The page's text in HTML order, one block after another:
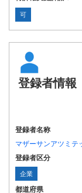
可
登録者情報
登録者名称
マザーサンアツミテ
登録者区分
企業
都道府県